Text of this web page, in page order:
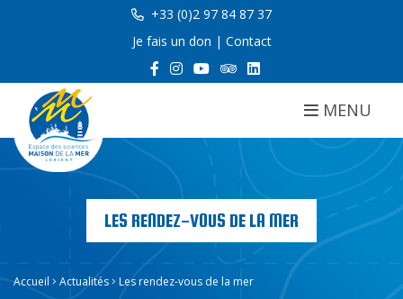
+33 (0)2 97 84 87 37
Je fais un don | Contact
MENU
LES RENDEZ-VOUS DE LA MER
Accueil Actualités Les rendez-vous de la mer